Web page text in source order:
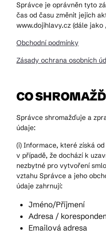
Správce je oprávněn tyto
čas od času změnit jejich
www.dojihlavy.cz (dále jako
Obchodní podmínky
Zásady ochrana osobních
CO
Správce shromažďuje a
údaje:
(i) Informace, které získá
v případě, že dochází k
nezbytné pro vytvoření
vztahu Správce a jeho
údaje zahrnují:
Jméno/Příjmení
Adresa /
Emailová adresa